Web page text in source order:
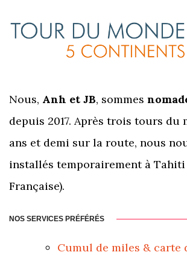
Nous, Anh et JB, sommes
depuis 2017. Après trois tours du
ans et demi sur la route, nous
installés temporairement à Tahiti
Française).
NOS SERVICES PRÉFÉRÉS
Cumul de miles & carte